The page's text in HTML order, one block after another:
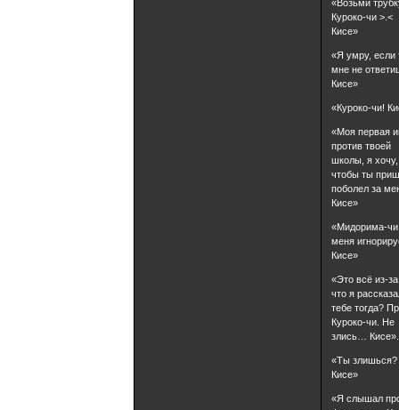
«Возьми
Куроко-чи >.<
Кисе»
«Я умру, если
мне не
Кисе»
«Куроко-чи!
«Моя первая
против твоей
школы, я хочу,
чтобы ты
поболел за
Кисе»
«Мидорима-чи
меня
Кисе»
«Это всё из-за
что я
тебе тогда?
Куроко-чи. Не
злись… Кисе».
«Ты злишься?
Кисе»
«Я слышал